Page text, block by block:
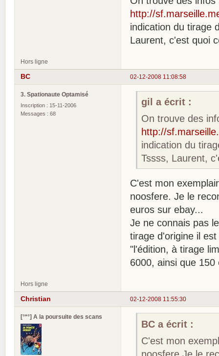
http://
indication du tirage
Laurent, c'est quoi
Hors ligne
02-12-2008 11:08:58
BC
3. Spationaute Optamisé
Inscription : 15-11-2006
Messages : 68
gil a écrit :
On trouve des
http://
indication du
Tssss, Laurent,
C'est mon
noosfere. Je le
euros sur ebay...
Je ne connais pas
tirage d'origine il
"l'édition, à tirage
6000, ainsi que
Hors ligne
02-12-2008 11:55:30
Christian
[°*°] A la poursuite des scans
BC a écrit :
C'est mon